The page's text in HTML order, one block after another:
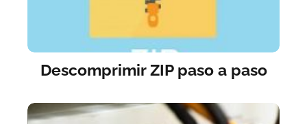
Descomprimir ZIP paso a paso